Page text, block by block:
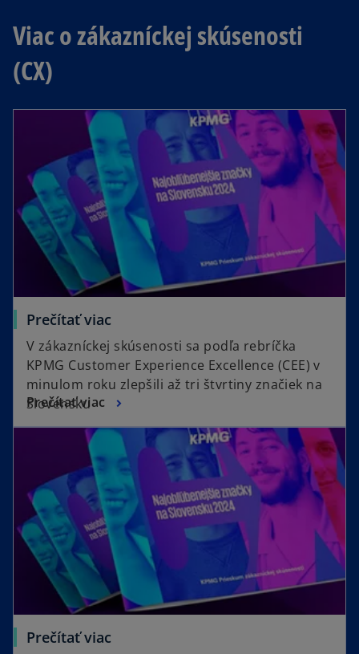
Viac o zákazníckej skúsenosti
(CX)
Prečítať viac
V zákazníckej skúsenosti sa podľa rebríčka
KPMG Customer Experience Excellence (CEE) v
minulom roku zlepšili až tri štvrtiny značiek na
Slovensku
Prečítať viac
Prečítať viac